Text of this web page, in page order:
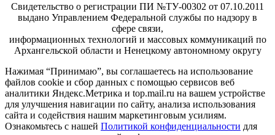
Свидетельство о регистрации ПИ №ТУ-00302 от 07.10.2011
выдано Управлением Федеральной службы по надзору в
сфере связи,
информационных технологий и массовых коммуникаций по
Архангельской области и Ненецкому автономному округу
Нажимая “Принимаю”, вы соглашаетесь на использование
файлов cookie и сбор данных с помощью сервисов веб
аналитики Яндекс.Метрика и top.mail.ru на вашем устройстве
для улучшения навигации по сайту, анализа использования
сайта и содействия нашим маркетинговым усилиям.
Ознакомьтесь с нашей Политикой конфиденциальности для